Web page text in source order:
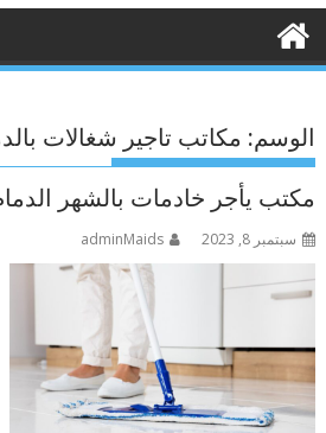
الوسم: مكاتب تاجير شغالات
مكتب يأجر خادمات بالشهر الدمام
سبتمبر 8, 2023 adminMaids